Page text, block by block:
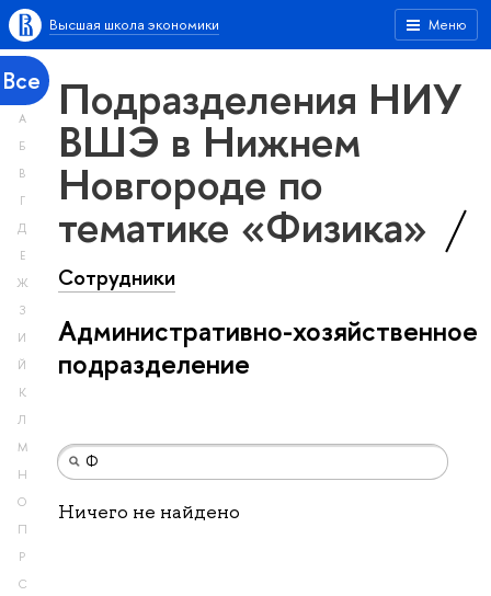
Меню
Высшая школа экономики
Все
А
Б
В
Г
Д
Е
Ж
З
И
Й
К
Л
М
Н
О
П
Р
С
Подразделения НИУ
ВШЭ в Нижнем
Новгороде по
тематике «Физика»
Сотрудники
Административно-хозяйственное
подразделение
Ничего не найдено